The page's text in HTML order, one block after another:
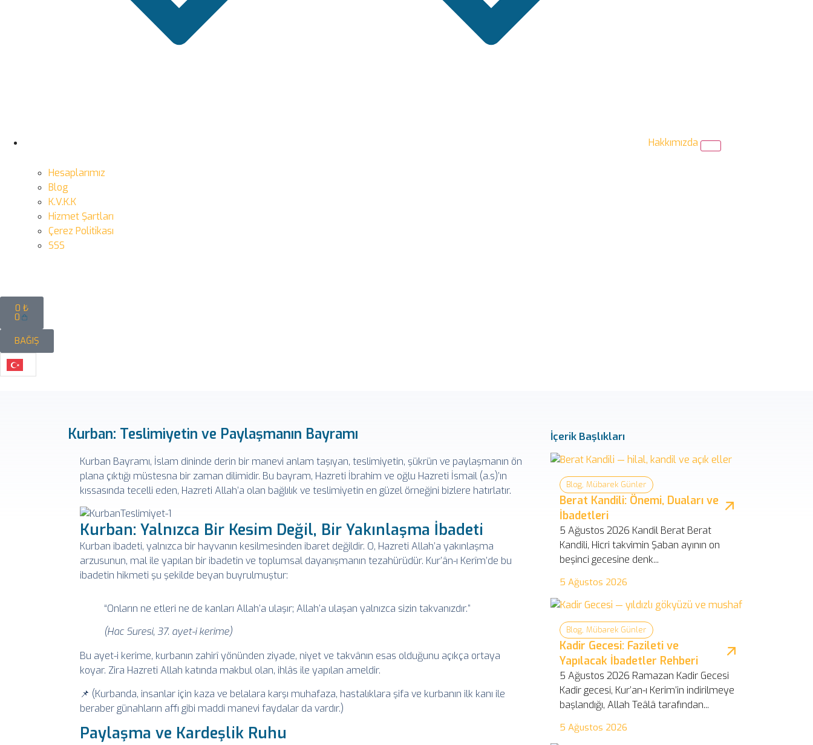
Hakkımızda
Hesaplarımız
Blog
K.V.K.K
Hizmet Şartları
Çerez Politikası
SSS
0 ₺
0
BAĞIŞ
Kurban: Teslimiyetin ve Paylaşmanın Bayramı
Kurban Bayramı, İslam dininde derin bir manevi anlam taşıyan, teslimiyetin, şükrün ve paylaşmanın ön
plana çıktığı müstesna bir zaman dilimidir. Bu bayram, Hazreti İbrahim ve oğlu Hazreti İsmail (a.s)’ın
kıssasında tecelli eden, Hazreti Allah’a olan bağlılık ve teslimiyetin en güzel örneğini bizlere hatırlatır.
Kurban: Yalnızca Bir Kesim Değil, Bir Yakınlaşma İbadeti
Kurban ibadeti, yalnızca bir hayvanın kesilmesinden ibaret değildir. O, Hazreti Allah’a yakınlaşma
arzusunun, mal ile yapılan bir ibadetin ve toplumsal dayanışmanın tezahürüdür. Kur’ân-ı Kerîm’de bu
ibadetin hikmeti şu şekilde beyan buyrulmuştur:
“Onların ne etleri ne de kanları Allah’a ulaşır; Allah’a ulaşan yalnızca sizin takvanızdır.”
(Hac Suresi, 37. ayet-i kerime)
Bu ayet-i kerime, kurbanın zahirî yönünden ziyade, niyet ve takvânın esas olduğunu açıkça ortaya
koyar. Zira Hazreti Allah katında makbul olan, ihlâs ile yapılan ameldir.
📌 (Kurbanda, insanlar için kaza ve belalara karşı muhafaza, hastalıklara şifa ve kurbanın ilk kanı ile
beraber günahların affı gibi maddi manevi faydalar da vardır.)
Paylaşma ve Kardeşlik Ruhu
İçerik Başlıkları
Blog,Mübarek Günler
Berat Kandili: Önemi, Duaları ve
İbadetleri
5 Ağustos 2026 Kandil Berat Berat
Kandili, Hicri takvimin Şaban ayının on
beşinci gecesine denk...
5 Ağustos 2026
Blog,Mübarek Günler
Kadir Gecesi: Fazileti ve
Yapılacak İbadetler Rehberi
5 Ağustos 2026 Ramazan Kadir Gecesi
Kadir gecesi, Kur’an-ı Kerim’in indirilmeye
başlandığı, Allah Teâlâ tarafından...
5 Ağustos 2026